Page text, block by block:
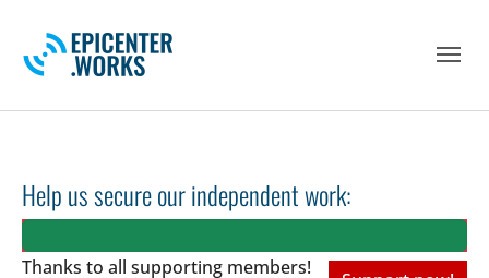
Help us secure our independent work:
Thanks to all supporting members!